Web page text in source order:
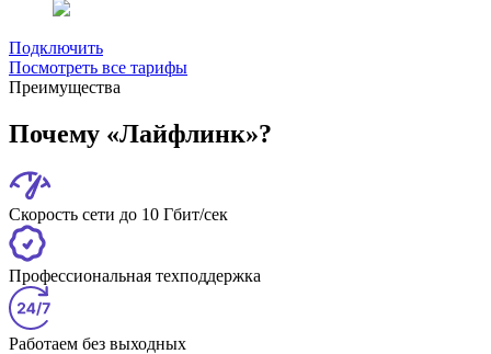
Подключить
Посмотреть все тарифы
Преимущества
Почему «Лайфлинк»?
Скорость сети до 10 Гбит/сек
Профессиональная техподдержка
Работаем без выходных